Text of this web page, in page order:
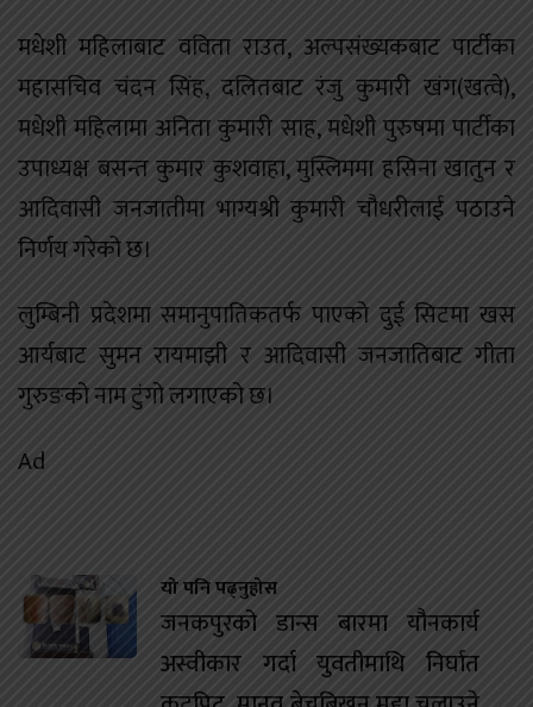
मधेशी महिलाबाट वविता राउत, अल्पसंख्यकबाट पार्टीका
महासचिव चंदन सिंह, दलितबाट रंजु कुमारी खंग(खत्वे),
मधेशी महिलामा अनिता कुमारी साह, मधेशी पुरुषमा पार्टीका
उपाध्यक्ष बसन्त कुमार कुशवाहा, मुस्लिममा हसिना खातुन र
आदिवासी जनजातीमा भाग्यश्री कुमारी चौधरीलाई पठाउने
निर्णय गरेको छ।
लुम्बिनी प्रदेशमा समानुपातिकतर्फ पाएको दुई सिटमा खस
आर्यबाट सुमन रायमाझी र आदिवासी जनजातिबाट गीता
गुरुङको नाम टुंगो लगाएको छ।
Ad
यो पनि पढ्नुहोस
जनकपुरको डान्स बारमा यौनकार्य
अस्वीकार गर्दा युवतीमाथि निर्घात